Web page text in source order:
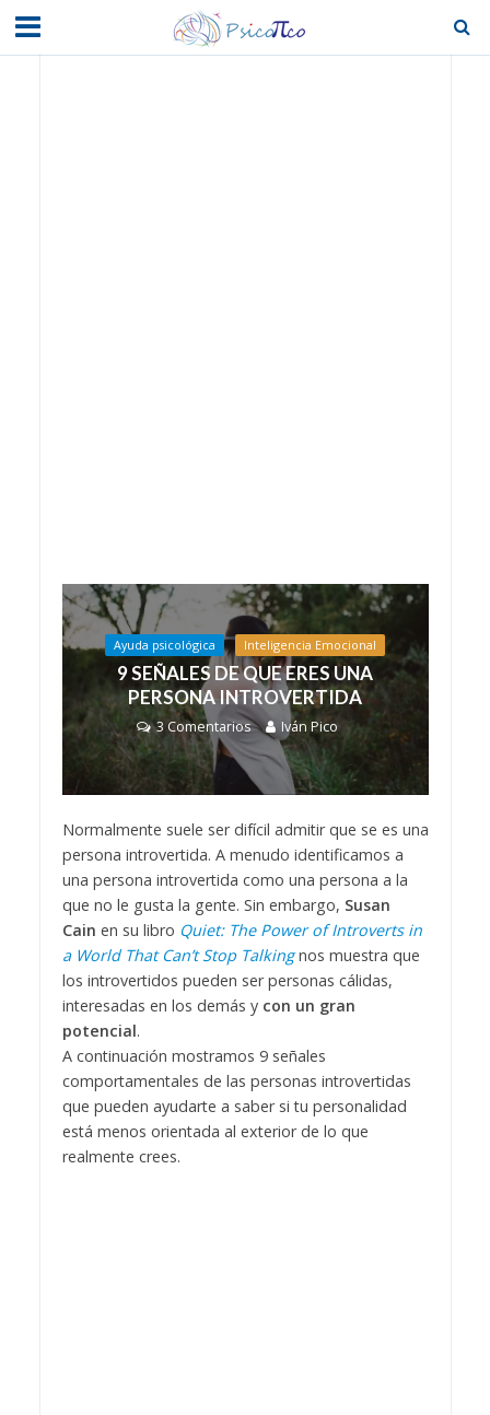
Ayuda psicológica Inteligencia Emocional
9 SEÑALES DE QUE ERES UNA
PERSONA INTROVERTIDA
3 Comentarios Iván Pico
Normalmente suele ser difícil admitir que se es una
persona introvertida. A menudo identificamos a
una persona introvertida como una persona a la
que no le gusta la gente. Sin embargo, Susan
Cain en su libro Quiet: The Power of Introverts in
a World That Can’t Stop Talking nos muestra que
los introvertidos pueden ser personas cálidas,
interesadas en los demás y con un gran
potencial.
A continuación mostramos 9 señales
comportamentales de las personas introvertidas
que pueden ayudarte a saber si tu personalidad
está menos orientada al exterior de lo que
realmente crees.